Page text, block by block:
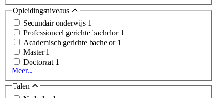
Opleidingsniveaus
Secundair onderwijs 1
Professioneel gerichte bachelor 1
Academisch gerichte bachelor 1
Master 1
Doctoraat 1
Meer...
Talen